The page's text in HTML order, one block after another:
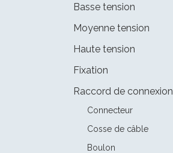
Basse tension
Moyenne tension
Haute tension
Fixation
Raccord de connexion
Connecteur
Cosse de câble
Boulon